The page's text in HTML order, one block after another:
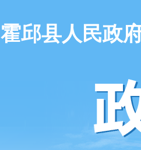
霍邱县人民政